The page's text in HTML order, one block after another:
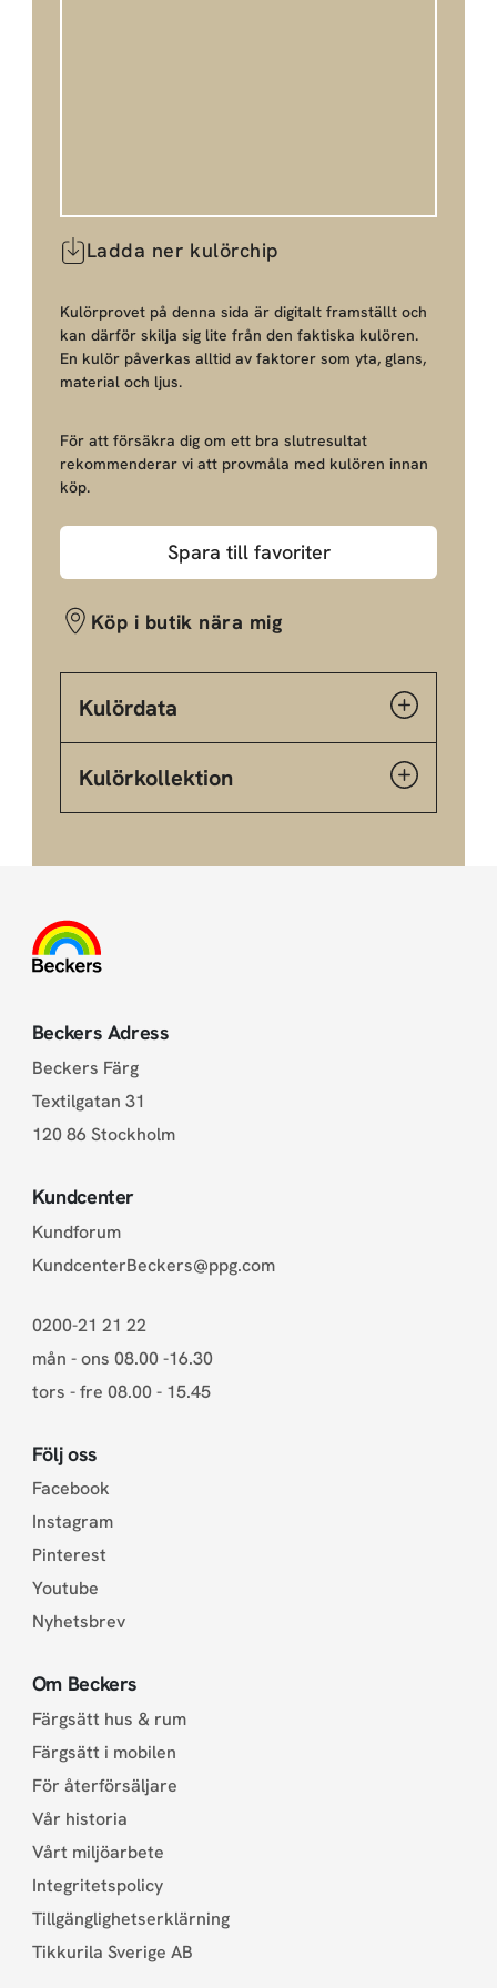
Ladda ner kulörchip
Kulörprovet på denna sida är digitalt framställt och
kan därför skilja sig lite från den faktiska kulören.
En kulör påverkas alltid av faktorer som yta, glans,
material och ljus.
För att försäkra dig om ett bra slutresultat
rekommenderar vi att provmåla med kulören innan
köp.
Spara till favoriter
Köp i butik nära mig
Kulördata
Kulörkollektion
Beckers Adress
Beckers Färg
Textilgatan 31
120 86 Stockholm
Kundcenter
Kundforum
KundcenterBeckers@ppg.com
0200-21 21 22
mån - ons 08.00 -16.30
tors - fre 08.00 - 15.45
Följ oss
Facebook
Instagram
Pinterest
Youtube
Nyhetsbrev
Om Beckers
Färgsätt hus & rum
Färgsätt i mobilen
För återförsäljare
Vår historia
Vårt miljöarbete
Integritetspolicy
Tillgänglighetserklärning
Tikkurila Sverige AB